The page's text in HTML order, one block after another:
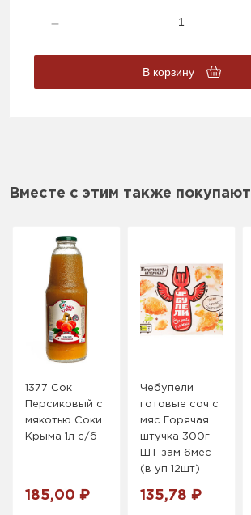
В корзину
Вместе с этим также покупают
1377 Сок
Персиковый с
мякотью Соки
Крыма 1л с/б
185,00 ₽
Чебупели
готовые соч с
мяс Горячая
штучка 300г
ШТ зам 6мес
(в уп 12шт)
135,78 ₽